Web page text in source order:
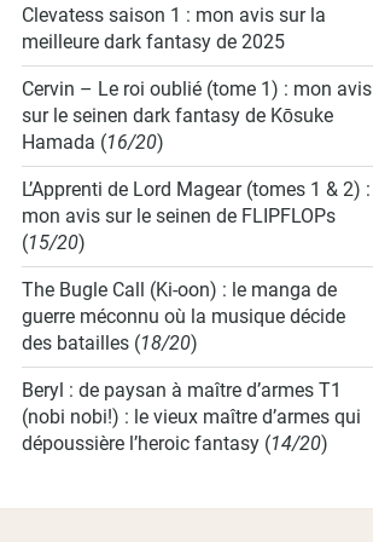
Clevatess saison 1 : mon avis sur la
meilleure dark fantasy de 2025
Cervin – Le roi oublié (tome 1) : mon avis
sur le seinen dark fantasy de Kōsuke
Hamada (16/20)
L’Apprenti de Lord Magear (tomes 1 & 2) :
mon avis sur le seinen de FLIPFLOPs
(15/20)
The Bugle Call (Ki-oon) : le manga de
guerre méconnu où la musique décide
des batailles (18/20)
Beryl : de paysan à maître d’armes T1
(nobi nobi!) : le vieux maître d’armes qui
dépoussière l’heroic fantasy (14/20)